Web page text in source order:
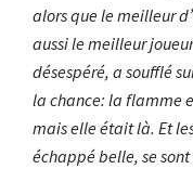
alors que le meilleur
aussi le meilleur
désespéré, a soufflé
la chance: la flamme
mais elle était là. Et
échappé belle, se sont